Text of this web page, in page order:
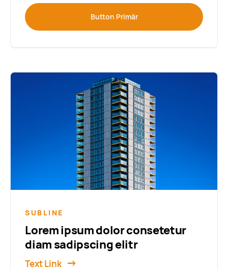
Button Primär
SUBLINE
Lorem ipsum dolor consetetur
diam sadipscing elitr
Text Link